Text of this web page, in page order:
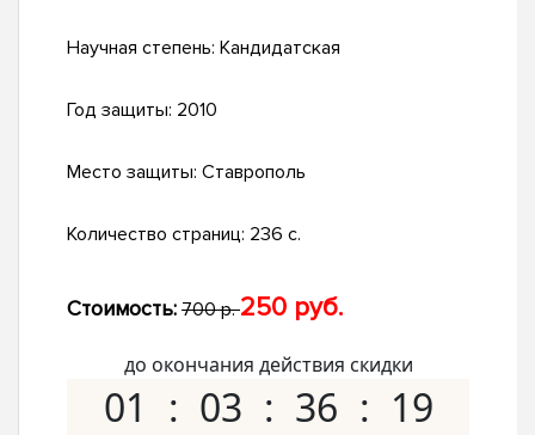
Научная степень: Кандидатская
Год защиты: 2010
Место защиты: Ставрополь
Количество страниц: 236 с.
Стоимость: 700 р.250 руб.
до окончания действия скидки
01 03 36 18